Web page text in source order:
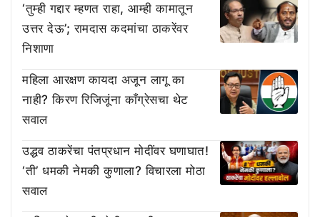
‘तुम्ही गद्दार म्हणत राहा, आम्ही कामातून
उत्तर देऊ’; रामदास कदमांचा ठाकरेंवर
निशाणा
महिला आरक्षण कायदा अजून लागू का
नाही? किरण रिजिजूंना काँग्रेसचा थेट
सवाल
उद्धव ठाकरेंचा पंतप्रधान मोदींवर घणाघात!
‘ती’ धमकी नेमकी कुणाला? विचारला मोठा
सवाल